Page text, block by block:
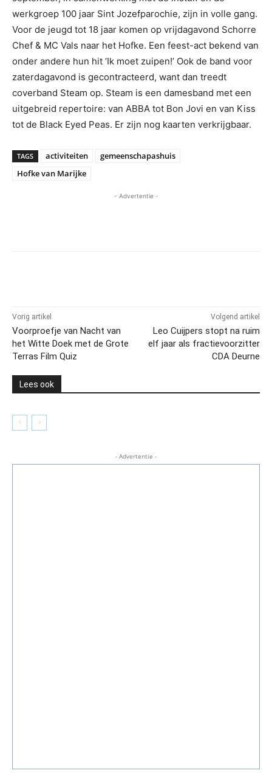
werkgroep 100 jaar Sint Jozefparochie, zijn in volle gang.
Voor de jeugd tot 18 jaar komen op vrijdagavond Schorre
Chef & MC Vals naar het Hofke. Een feest-act bekend van
onder andere hun hit ‘Ik moet zuipen!’ Ook de band voor
zaterdagavond is gecontracteerd, want dan treedt
coverband Steam op. Steam is een damesband met een
uitgebreid repertoire: van ABBA tot Bon Jovi en van Kiss
tot de Black Eyed Peas. Er zijn nog kaarten verkrijgbaar.
TAGS activiteiten
gemeenschapashuis
Hofke van Marijke
- Advertentie -
Vorig artikel
Voorproefje van Nacht van
het Witte Doek met de Grote
Terras Film Quiz
Volgend artikel
Leo Cuijpers stopt na ruim
elf jaar als fractievoorzitter
CDA Deurne
Lees ook
- Advertentie -